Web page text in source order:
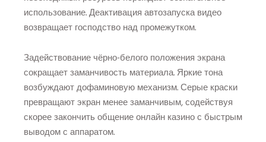
использование. Деактивация автозапуска видео
возвращает господство над промежутком.
Задействование чёрно-белого положения экрана
сокращает заманчивость материала. Яркие тона
возбуждают дофаминовую механизм. Серые краски
превращают экран менее заманчивым, содействуя
скорее закончить общение онлайн казино с быстрым
выводом с аппаратом.